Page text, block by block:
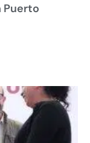
Puerto